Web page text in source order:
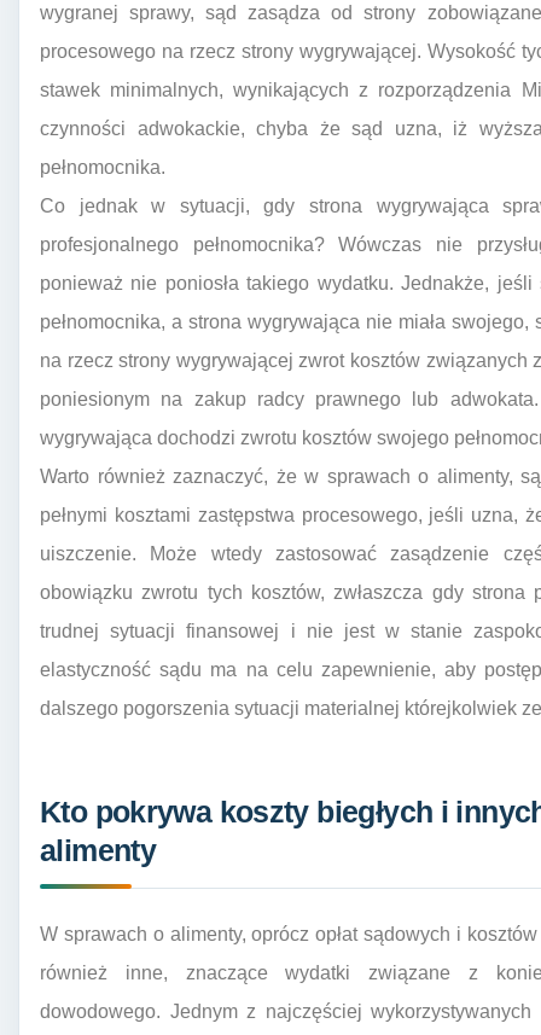
wygranej sprawy, sąd zasądza od strony
procesowego na rzecz strony wygrywającej. Wysokość
stawek minimalnych, wynikających z rozporządzenia
czynności adwokackie, chyba że sąd uzna, iż
pełnomocnika.
Co jednak w sytuacji, gdy strona wygrywająca
profesjonalnego pełnomocnika? Wówczas nie
ponieważ nie poniosła takiego wydatku. Jednakże,
pełnomocnika, a strona wygrywająca nie miała
na rzecz strony wygrywającej zwrot kosztów związanych
poniesionym na zakup radcy prawnego lub
wygrywająca dochodzi zwrotu kosztów swojego
Warto również zaznaczyć, że w sprawach o alimenty,
pełnymi kosztami zastępstwa procesowego, jeśli uzna,
uiszczenie. Może wtedy zastosować zasądzenie
obowiązku zwrotu tych kosztów, zwłaszcza gdy
trudnej sytuacji finansowej i nie jest w stanie
elastyczność sądu ma na celu zapewnienie, aby
dalszego pogorszenia sytuacji materialnej którejkolwiek
Kto pokrywa koszty biegłych i
alimenty
W sprawach o alimenty, oprócz opłat sądowych i
również inne, znaczące wydatki związane z
dowodowego. Jednym z najczęściej